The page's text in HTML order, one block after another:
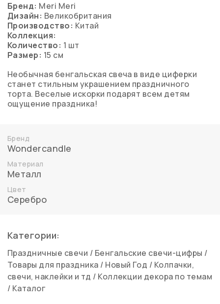
Бренд: Meri Meri
Дизайн: Великобритания
Производство: Китай
Коллекция:
Количество: 1 шт
Размер: 15 см
Необычная бенгальская свеча в виде циферки
станет стильным украшением праздничного
торта. Веселые искорки подарят всем детям
ощущение праздника!
Бренд
Wondercandle
Материал
Металл
Цвет
Серебро
Категории:
Праздничные свечи / Бенгальские свечи-цифры /
Товары для праздника / Новый Год / Колпачки,
свечи, наклейки и тд / Коллекции декора по темам
/ Каталог